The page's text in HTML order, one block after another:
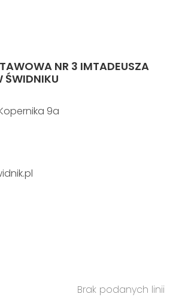
NR 3 IMTADEUSZA
ŚWIDNIKU
9a
Brak podanych linii